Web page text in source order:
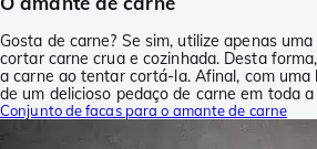
Gosta de carne? Se sim, utilize apenas
cortar carne crua e cozinhada. Desta
a carne ao tentar cortá-la. Afinal, com
de um delicioso pedaço de carne em toda
Conjunto de facas para o amante de carne